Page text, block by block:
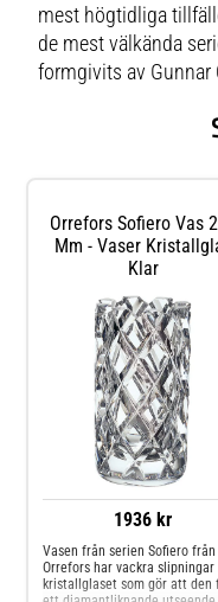
mest högtidliga
de mest välkända
formgivits av Gunnar
Orrefors Sofiero Vas
Mm - Vaser
Klar
1936 kr
Vasen från serien Sofiero från
Orrefors har vackra slipningar
kristallglaset som gör att den